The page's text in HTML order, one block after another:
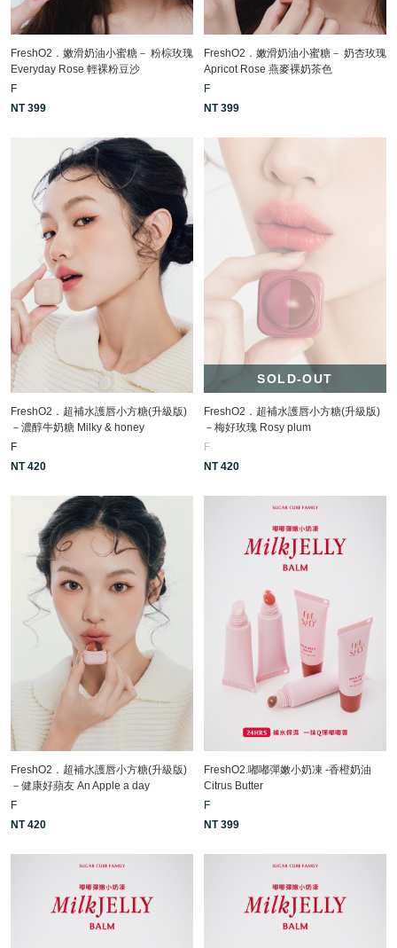
FreshO2．嫩滑奶油小蜜糖－ 粉棕玫瑰
Everyday Rose 輕裸粉豆沙
F
NT 399
FreshO2．嫩滑奶油小蜜糖－ 奶杏玫瑰
Apricot Rose 燕麥裸奶茶色
F
NT 399
FreshO2．超補水護唇小方糖(升級版)
－濃醇牛奶糖 Milky & honey
F
NT 420
SOLD-OUT
FreshO2．超補水護唇小方糖(升級版)
－梅好玫瑰 Rosy plum
F
NT 420
FreshO2．超補水護唇小方糖(升級版)
－健康好蘋友 An Apple a day
F
NT 420
FreshO2.嘟嘟彈嫩小奶凍 -香橙奶油
Citrus Butter
F
NT 399